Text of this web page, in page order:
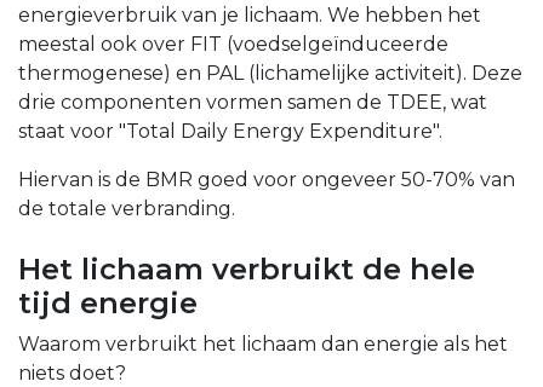
energieverbruik van je lichaam. We hebben het
meestal ook over FIT (voedselgeïnduceerde
thermogenese) en PAL (lichamelijke activiteit). Deze
drie componenten vormen samen de TDEE, wat
staat voor "Total Daily Energy Expenditure".
Hiervan is de BMR goed voor ongeveer 50-70% van
de totale verbranding.
Het lichaam verbruikt de hele
tijd energie
Waarom verbruikt het lichaam dan energie als het
niets doet?